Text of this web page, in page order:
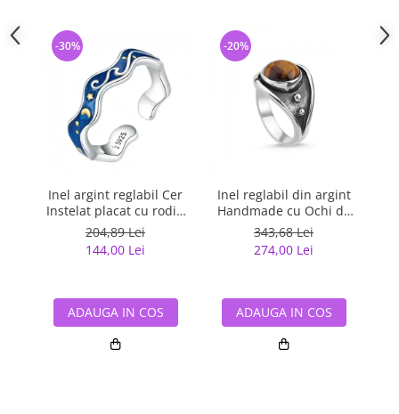
Inel argint reglabil Cer
Instelat placat cu rodiu
si aur
204,89 Lei
144,00 Lei
-30%
ADAUGA IN COS
Inel reglabil din argint
Handmade cu Ochi de
Tigru
343,68 Lei
274,00 Lei
-20%
ADAUGA IN COS